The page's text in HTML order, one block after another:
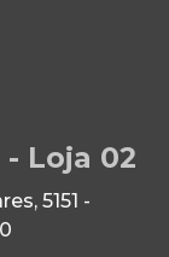
Loja 02
5151 -